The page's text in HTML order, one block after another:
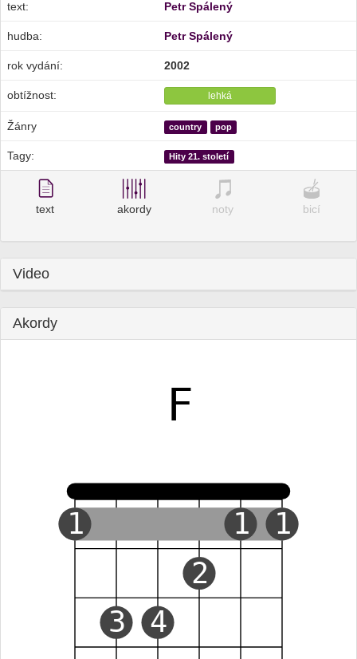
text: Petr Spálený
hudba: Petr Spálený
rok vydání: 2002
obtížnost: lehká
Žánry country pop
Tagy: Hity 21. století
text akordy noty bicí
Video
Akordy
F
1
3 4
2
1 1